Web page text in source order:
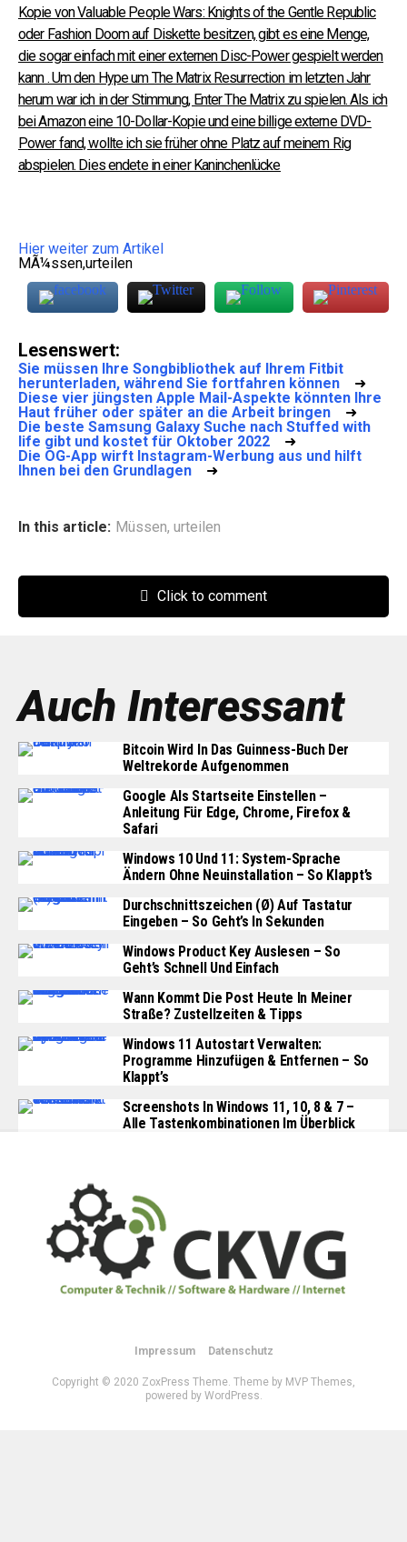
Kopie von Valuable People Wars: Knights of the Gentle Republic
oder Fashion Doom auf Diskette besitzen, gibt es eine Menge,
die sogar einfach mit einer externen Disc-Power gespielt werden
kann . Um den Hype um The Matrix Resurrection im letzten Jahr
herum war ich in der Stimmung, Enter The Matrix zu spielen.Als ich
bei Amazon eine 10-Dollar-Kopie und eine billige externe DVD-
Power fand, wollte ich sie früher ohne Platz auf meinem Rig
abspielen. Dies endete in einer Kaninchenlücke
Hier weiter zum Artikel
MÃ¼ssen,urteilen
Lesenswert:
Sie müssen Ihre Songbibliothek auf Ihrem Fitbit
herunterladen, während Sie fortfahren können ➜
Diese vier jüngsten Apple Mail-Aspekte könnten Ihre
Haut früher oder später an die Arbeit bringen ➜
Die beste Samsung Galaxy Suche nach Stuffed with
life gibt und kostet für Oktober 2022 ➜
Die OG-App wirft Instagram-Werbung aus und hilft
Ihnen bei den Grundlagen ➜
In this article: Müssen, urteilen
Click to comment
Auch Interessant
Bitcoin Wird In Das Guinness-Buch Der
Weltrekorde Aufgenommen
Google Als Startseite Einstellen –
Anleitung Für Edge, Chrome, Firefox &
Safari
Windows 10 Und 11: System-Sprache
Ändern Ohne Neuinstallation – So Klappt’s
Durchschnittszeichen (Ø) Auf Tastatur
Eingeben – So Geht’s In Sekunden
Windows Product Key Auslesen – So
Geht’s Schnell Und Einfach
Wann Kommt Die Post Heute In Meiner
Straße? Zustellzeiten & Tipps
Windows 11 Autostart Verwalten:
Programme Hinzufügen & Entfernen – So
Klappt’s
Screenshots In Windows 11, 10, 8 & 7 –
Alle Tastenkombinationen Im Überblick
Impressum Datenschutz
Copyright © 2020 ZoxPress Theme. Theme by MVP Themes,
powered by WordPress.